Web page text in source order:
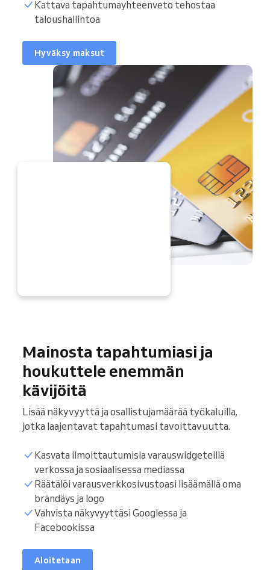
Kattava tapahtumayhteenveto tehostaa
taloushallintoa
Hyväksy maksut
Mainosta tapahtumiasi ja
houkuttele enemmän
kävijöitä
Lisää näkyvyyttä ja osallistujamäärää työkaluilla,
jotka laajentavat tapahtumasi tavoittavuutta.
Kasvata ilmoittautumisia varauswidgeteillä
verkossa ja sosiaalisessa mediassa
Räätälöi varausverkkosivustoasi lisäämällä oma
brändäys ja logo
Vahvista näkyvyyttäsi Googlessa ja
Facebookissa
Aloitetaan